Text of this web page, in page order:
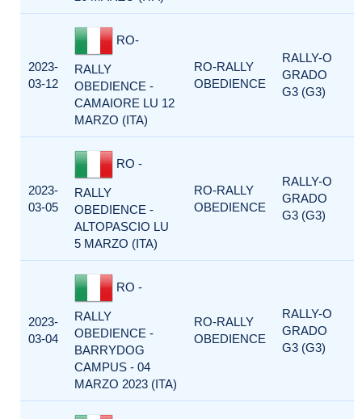
2023-
03-12
RO-
RALLY
OBEDIENCE -
CAMAIORE LU 12
MARZO (ITA)
RO-RALLY
OBEDIENCE
RALLY-O
GRADO
G3 (G3)
2023-
03-05
RO -
RALLY
OBEDIENCE -
ALTOPASCIO LU
5 MARZO (ITA)
RO-RALLY
OBEDIENCE
RALLY-O
GRADO
G3 (G3)
2023-
03-04
RO -
RALLY
OBEDIENCE -
BARRYDOG
CAMPUS - 04
MARZO 2023 (ITA)
RO-RALLY
OBEDIENCE
RALLY-O
GRADO
G3 (G3)